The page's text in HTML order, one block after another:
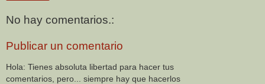
No hay comentarios.:
Publicar un comentario
Hola: Tienes absoluta libertad para hacer tus
comentarios, pero... siempre hay que hacerlos